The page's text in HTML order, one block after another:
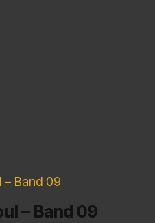
– Band 09